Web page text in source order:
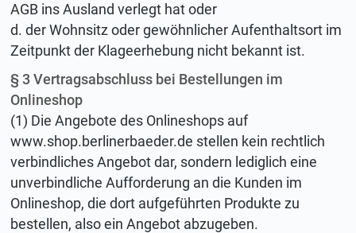
AGB ins Ausland verlegt hat oder
d. der Wohnsitz oder gewöhnlicher Aufenthaltsort im
Zeitpunkt der Klageerhebung nicht bekannt ist.
§ 3 Vertragsabschluss bei Bestellungen im
Onlineshop
(1) Die Angebote des Onlineshops auf
www.shop.berlinerbaeder.de stellen kein rechtlich
verbindliches Angebot dar, sondern lediglich eine
unverbindliche Aufforderung an die Kunden im
Onlineshop, die dort aufgeführten Produkte zu
bestellen, also ein Angebot abzugeben.